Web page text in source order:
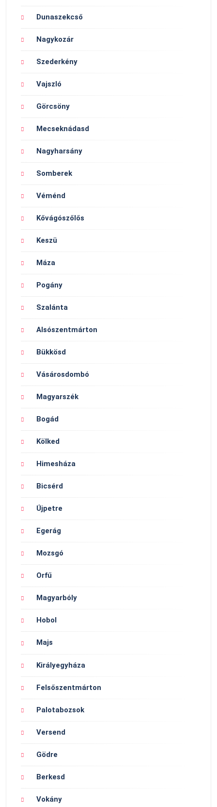
Dunaszekcső
Nagykozár
Szederkény
Vajszló
Görcsöny
Mecseknádasd
Nagyharsány
Somberek
Véménd
Kővágószőlős
Keszü
Máza
Pogány
Szalánta
Alsószentmárton
Bükkösd
Vásárosdombó
Magyarszék
Bogád
Kölked
Himesháza
Bicsérd
Újpetre
Egerág
Mozsgó
Orfű
Magyarbóly
Hobol
Majs
Királyegyháza
Felsőszentmárton
Palotabozsok
Versend
Gödre
Berkesd
Vokány